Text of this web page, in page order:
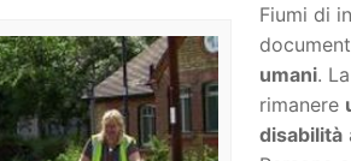
Fiumi di
umani.
rimanere
disabilità